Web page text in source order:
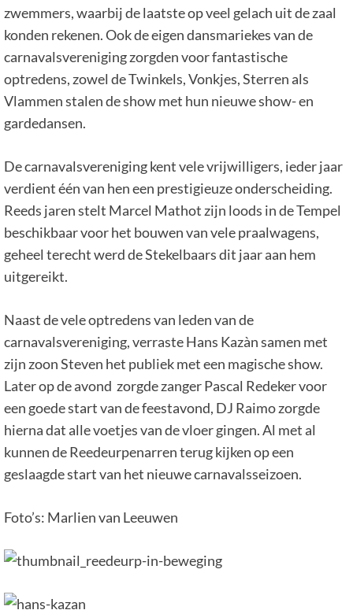
zwemmers, waarbij de laatste op veel gelach uit de zaal
konden rekenen. Ook de eigen dansmariekes van de
carnavalsvereniging zorgden voor fantastische
optredens, zowel de Twinkels, Vonkjes, Sterren als
Vlammen stalen de show met hun nieuwe show- en
gardedansen.
De carnavalsvereniging kent vele vrijwilligers, ieder jaar
verdient één van hen een prestigieuze onderscheiding.
Reeds jaren stelt Marcel Mathot zijn loods in de Tempel
beschikbaar voor het bouwen van vele praalwagens,
geheel terecht werd de Stekelbaars dit jaar aan hem
uitgereikt.
Naast de vele optredens van leden van de
carnavalsvereniging, verraste Hans Kazàn samen met
zijn zoon Steven het publiek met een magische show.
Later op de avond zorgde zanger Pascal Redeker voor
een goede start van de feestavond, DJ Raimo zorgde
hierna dat alle voetjes van de vloer gingen. Al met al
kunnen de Reedeurpenarren terug kijken op een
geslaagde start van het nieuwe carnavalsseizoen.
Foto’s: Marlien van Leeuwen